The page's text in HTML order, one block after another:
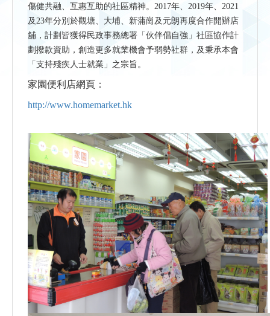
傷健共融、互惠互助的社區精神。2017年、2019年、2021
及23年分別於觀塘、大埔、新蒲崗及元朗再度合作開辦店
舖，計劃皆獲得民政事務總署「伙伴倡自強」社區協作計
劃撥款資助，創造更多就業機會予弱勢社群，及秉承本會
「支持殘疾人士就業」之宗旨。
家園便利店網頁：
http://www.homemarket.hk